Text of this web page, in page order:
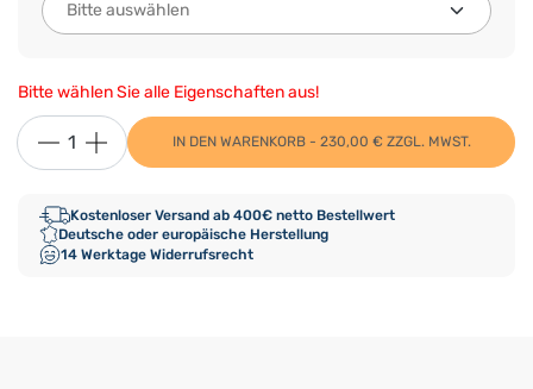
Bitte wählen Sie alle Eigenschaften aus!
IN DEN WARENKORB - 230,00 € ZZGL. MWST.
Kostenloser Versand ab 400€ netto Bestellwert
Deutsche oder europäische Herstellung
14 Werktage Widerrufsrecht